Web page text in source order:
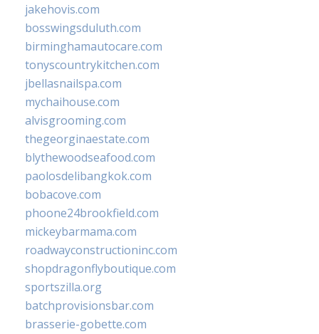
jakehovis.com
bosswingsduluth.com
birminghamautocare.com
tonyscountrykitchen.com
jbellasnailspa.com
mychaihouse.com
alvisgrooming.com
thegeorginaestate.com
blythewoodseafood.com
paolosdelibangkok.com
bobacove.com
phoone24brookfield.com
mickeybarmama.com
roadwayconstructioninc.com
shopdragonflyboutique.com
sportszilla.org
batchprovisionsbar.com
brasserie-gobette.com